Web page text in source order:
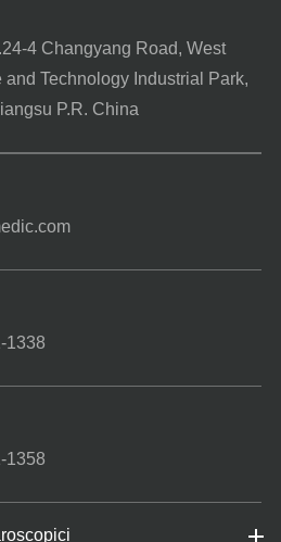
4 Changyang Road, West
and Technology Industrial Park,
P.R. China
1338
1358